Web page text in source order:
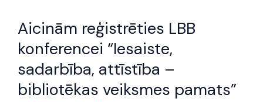
Aicinām reģistrēties LBB
konferencei “Iesaiste,
sadarbība, attīstība –
bibliotēkas veiksmes pamats”
reģistrēties
konferencei
“Iesaiste,
sadarbība,
attīstība